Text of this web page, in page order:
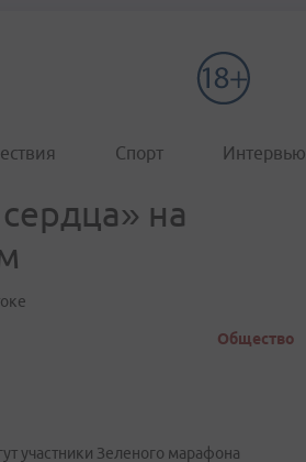
Спорт Интервью
на
Общество
участники Зеленого марафона